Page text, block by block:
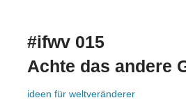
#ifwv 015
Achte das andere
ideen für weltveränderer